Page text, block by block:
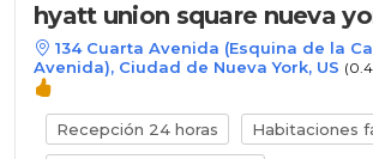
hyatt union square nueva
134 Cuarta Avenida (Esquina de la
Avenida), Ciudad de Nueva York, US
Recepción 24 horas Habitaciones